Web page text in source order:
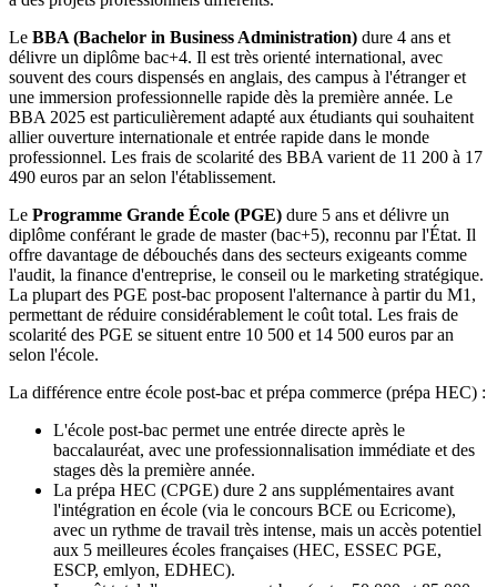
Le BBA (Bachelor in Business Administration) dure 4 ans et
délivre un diplôme bac+4. Il est très orienté international, avec
souvent des cours dispensés en anglais, des campus à l'étranger et
une immersion professionnelle rapide dès la première année. Le
BBA 2025 est particulièrement adapté aux étudiants qui souhaitent
allier ouverture internationale et entrée rapide dans le monde
professionnel. Les frais de scolarité des BBA varient de 11 200 à 17
490 euros par an selon l'établissement.
Le Programme Grande École (PGE) dure 5 ans et délivre un
diplôme conférant le grade de master (bac+5), reconnu par l'État. Il
offre davantage de débouchés dans des secteurs exigeants comme
l'audit, la finance d'entreprise, le conseil ou le marketing stratégique.
La plupart des PGE post-bac proposent l'alternance à partir du M1,
permettant de réduire considérablement le coût total. Les frais de
scolarité des PGE se situent entre 10 500 et 14 500 euros par an
selon l'école.
La différence entre école post-bac et prépa commerce (prépa HEC) :
L'école post-bac permet une entrée directe après le
baccalauréat, avec une professionnalisation immédiate et des
stages dès la première année.
La prépa HEC (CPGE) dure 2 ans supplémentaires avant
l'intégration en école (via le concours BCE ou Ecricome),
avec un rythme de travail très intense, mais un accès potentiel
aux 5 meilleures écoles françaises (HEC, ESSEC PGE,
ESCP, emlyon, EDHEC).